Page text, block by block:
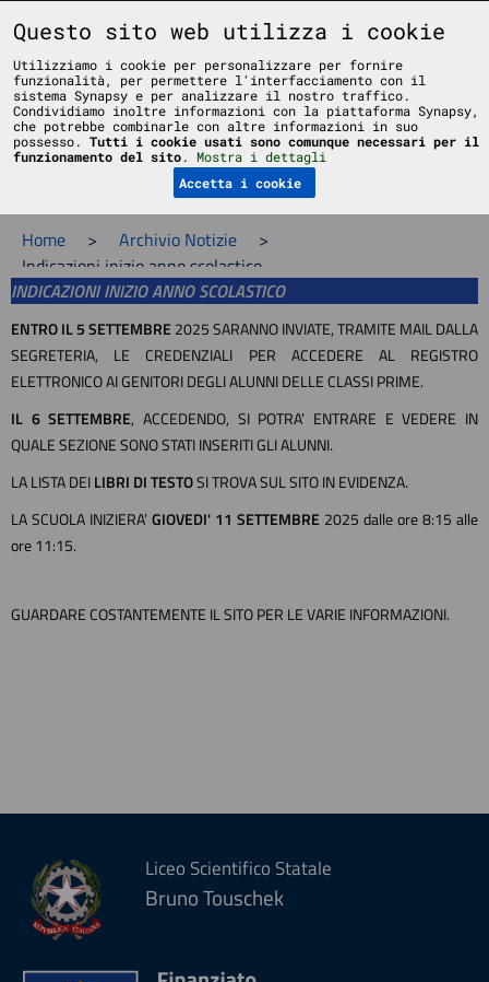
Liceo Scientifico Statale Bruno Touschek - Grottaferrata - Roma
Menu
Home > Archivio Notizie
>
Indicazioni inizio anno scolastico
INDICAZIONI INIZIO ANNO SCOLASTICO
ENTRO IL 5 SETTEMBRE2025 SARANNO INVIATE, TRAMITE MAIL DALLA
SEGRETERIA, LE CREDENZIALI PER ACCEDERE AL REGISTRO
ELETTRONICO AI GENITORI DEGLI ALUNNI DELLE CLASSI PRIME.
IL 6 SETTEMBRE, ACCEDENDO, SI POTRA’ ENTRARE E VEDERE IN
QUALE SEZIONE SONO STATI INSERITI GLI ALUNNI.
LA LISTA DEILIBRI DI TESTOSI TROVA SUL SITO IN EVIDENZA.
LA SCUOLA INIZIERA’GIOVEDI' 11 SETTEMBRE 2025 dalle ore 8:15 alle
ore 11:15.
GUARDARE COSTANTEMENTE IL SITO PER LE VARIE INFORMAZIONI.
Liceo Scientifico Statale
Bruno Touschek
Questo sito web utilizza i cookie
Utilizziamo i cookie per personalizzare per fornire
funzionalità, per permettere l'interfacciamento con il
sistema Synapsy e per analizzare il nostro traffico.
Condividiamo inoltre informazioni con la piattaforma Synapsy,
che potrebbe combinarle con altre informazioni in suo
possesso. Tutti i cookie usati sono comunque necessari per il
funzionamento del sito. Mostra i dettagli
Accetta i cookie